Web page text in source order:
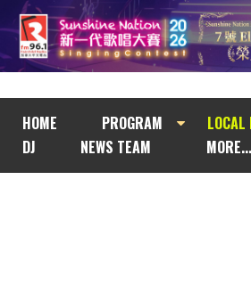
HOME PROGRAM LOCAL
DJ
NEWS TEAM MORE...